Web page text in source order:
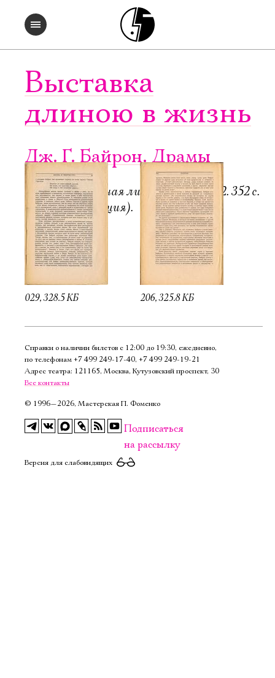
Выставка
длиною в жизнь
Дж. Г. Байрон. Драмы
Пб.-М.: Всемирная литература, 1922. 352 с.
6000 экз. (редакция).
029, 328.5 КБ 206, 325.8 КБ
Справки о наличии билетов с 12:00 до 19:30, ежедневно,
по телефонам +7 499 249‑17‑40, +7 499 249‑19‑21
Адрес театра: 121165, Москва, Кутузовский проспект, 30
Все контакты
© 1996—2026, Мастерская П. Фоменко
Подписаться
на рассылку
Версия для слабовидящих